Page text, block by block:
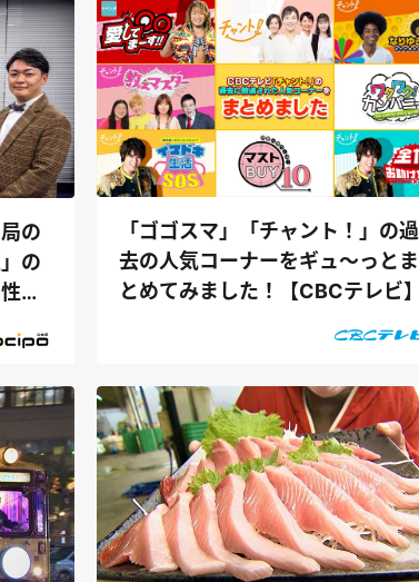
の
の
が
「ゴゴスマ」「チャント！」の過
去の人気コーナーをギュ～っとま
とめてみました！【CBCテレビ】